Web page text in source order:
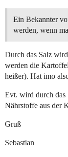
Ein Bekannter
werden, wenn
Durch das Salz
werden die
heißer). Hat imo
Evt. wird durch das
Nährstoffe aus der
Gruß
Sebastian